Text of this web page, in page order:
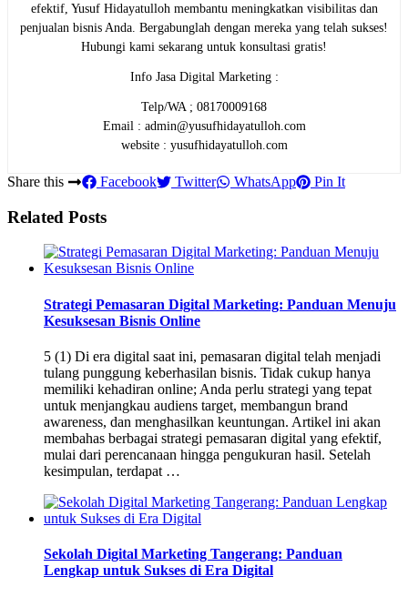
efektif, Yusuf Hidayatulloh membantu meningkatkan visibilitas dan
penjualan bisnis Anda. Bergabunglah dengan mereka yang telah sukses!
Hubungi kami sekarang untuk konsultasi gratis!
Info Jasa Digital Marketing :
Telp/WA ; 08170009168
Email : admin@yusufhidayatulloh.com
website : yusufhidayatulloh.com
Share this Facebook Twitter WhatsApp Pin It
Related Posts
Strategi Pemasaran Digital Marketing: Panduan Menuju
Kesuksesan Bisnis Online
5 (1) Di era digital saat ini, pemasaran digital telah menjadi
tulang punggung keberhasilan bisnis. Tidak cukup hanya
memiliki kehadiran online; Anda perlu strategi yang tepat
untuk menjangkau audiens target, membangun brand
awareness, dan menghasilkan keuntungan. Artikel ini akan
membahas berbagai strategi pemasaran digital yang efektif,
mulai dari perencanaan hingga pengukuran hasil. Setelah
kesimpulan, terdapat …
Sekolah Digital Marketing Tangerang: Panduan
Lengkap untuk Sukses di Era Digital